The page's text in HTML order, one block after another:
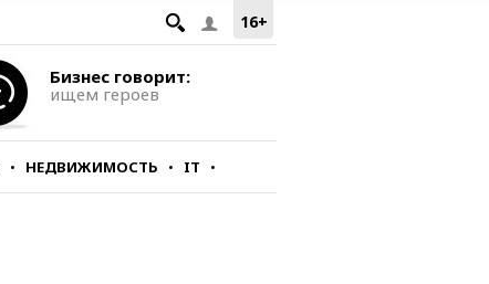
16+
Бизнес говорит:
ищем героев
НЕДВИЖИМОСТЬ IT